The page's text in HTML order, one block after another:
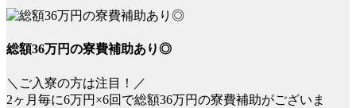
総額36万円の寮費補助あり◎
＼ご入寮の方は注目！／
2ヶ月毎に6万円×6回で総額36万円の寮費補助がございま